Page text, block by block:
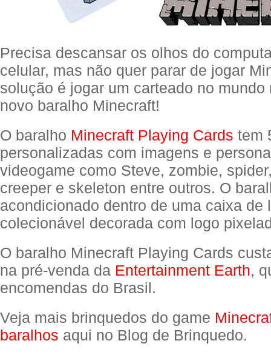
Precisa descansar os olhos do
celular, mas não quer parar de jogar
solução é jogar um carteado no mundo
novo baralho Minecraft!
O baralho Minecraft Playing Cards tem
personalizadas com imagens e
videogame como Steve, zombie,
creeper e skeleton entre outros. O
acondicionado dentro de uma caixa de
colecionável decorada com logo
O baralho Minecraft Playing Cards
na pré-venda da Entertainment Earth,
encomendas do Brasil.
Veja mais brinquedos do game
baralhos aqui no Blog de Brinquedo.